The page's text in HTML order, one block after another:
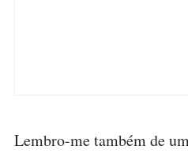
Lembro-me também de